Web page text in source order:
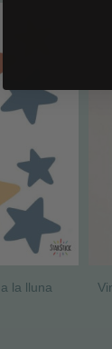
la lluna